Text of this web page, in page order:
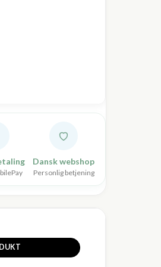
Dansk webshop
Personlig betjening